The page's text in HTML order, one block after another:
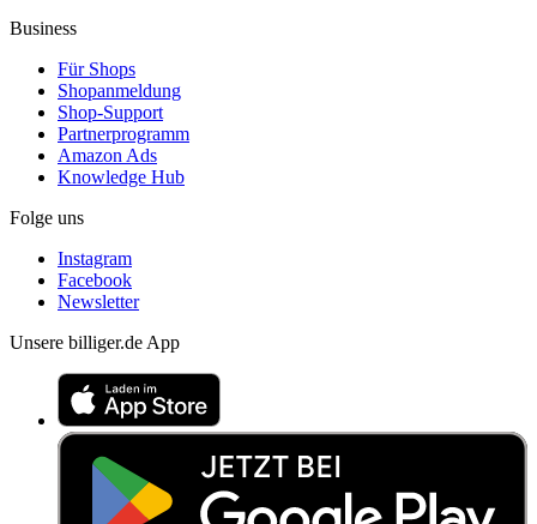
Business
Für Shops
Shopanmeldung
Shop-Support
Partnerprogramm
Amazon Ads
Knowledge Hub
Folge uns
Instagram
Facebook
Newsletter
Unsere billiger.de App